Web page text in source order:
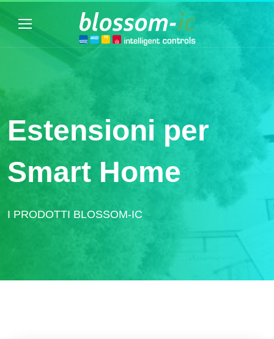
Estensioni per
Smart Home
I PRODOTTI BLOSSOM-IC